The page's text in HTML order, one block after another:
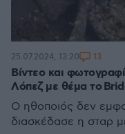
Βίντεο και
Λόπεζ με θέμα το
Ο ηθοποιός δεν
διασκέδασε η σταρ
25.07.2024, 13:20 13